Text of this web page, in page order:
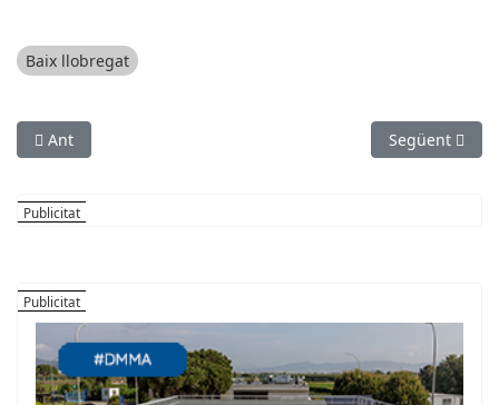
Baix llobregat
Article anterior: Detingut a l'Aeroport de Barcelona amb
Ant Article
Següent